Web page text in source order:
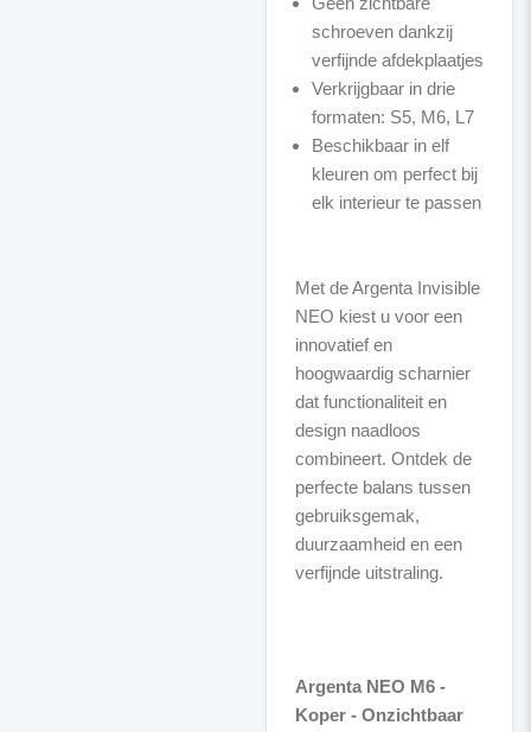
schroeven dankzij
verfijnde afdekplaatjes
Verkrijgbaar in drie
formaten: S5, M6, L7
Beschikbaar in elf
kleuren om perfect bij
elk interieur te passen
Met de Argenta Invisible
NEO kiest u voor een
innovatief en
hoogwaardig scharnier
dat functionaliteit en
design naadloos
combineert. Ontdek de
perfecte balans tussen
gebruiksgemak,
duurzaamheid en een
verfijnde uitstraling.
Argenta NEO M6 -
Koper - Onzichtbaar